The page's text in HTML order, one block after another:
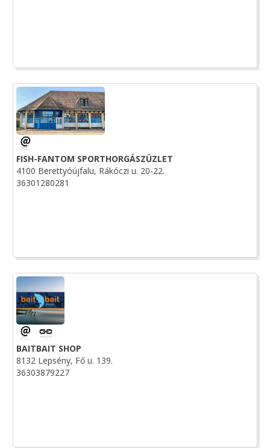
FISH-FANTOM SPORTHORGÁSZÜZLET
4100 Berettyóújfalu, Rákóczi u. 20-22.
36301280281
BAITBAIT SHOP
8132 Lepsény, Fő u. 139.
36303879227